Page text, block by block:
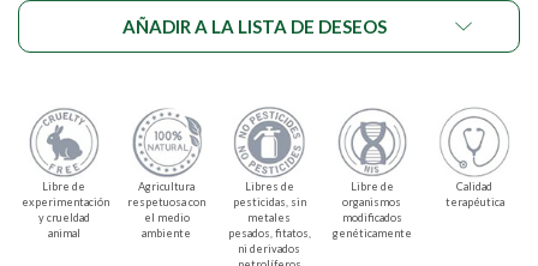
AÑADIR A LA LISTA DE DESEOS
Libre de
experimentación
y crueldad
animal
Agricultura
respetuosa con
el medio
ambiente
Libres de
pesticidas, sin
metales
pesados, fitatos,
ni derivados
Libre de
organismos
modificados
genéticamente
Calidad
terapéutica